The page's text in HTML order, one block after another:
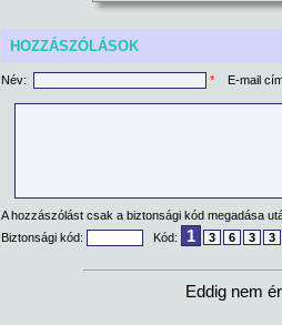
HOZZÁSZÓLÁSOK
Név: * E-mail
A hozzászólást csak a biztonsági kód megadása
Biztonsági kód:
Kód: 1 3 6 3 3
Eddig nem